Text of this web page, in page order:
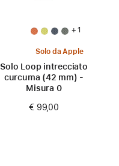
+ 1
Solo da Apple
Solo Loop intrecciato
curcuma (42 mm) -
Misura 0
€ 99,00